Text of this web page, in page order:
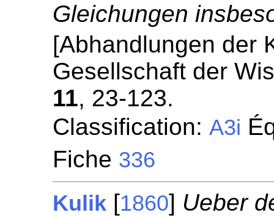
Gleichungen
[Abhandlungen der
Gesellschaft der
11, 23-123.
Classification:A3i
Fiche 336
Kulik [1860] Ueber